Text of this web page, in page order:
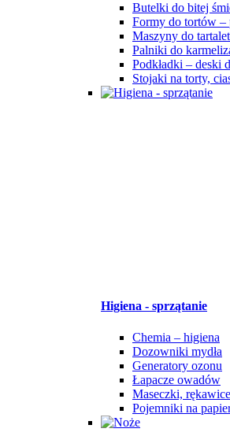
Butelki do bitej
Formy do tortów –
Maszyny do
Palniki do
Podkładki – deski
Stojaki na torty,
Higiena - sprzątanie
Chemia – higiena
Dozowniki mydła
Generatory ozonu
Łapacze owadów
Maseczki,
Pojemniki na